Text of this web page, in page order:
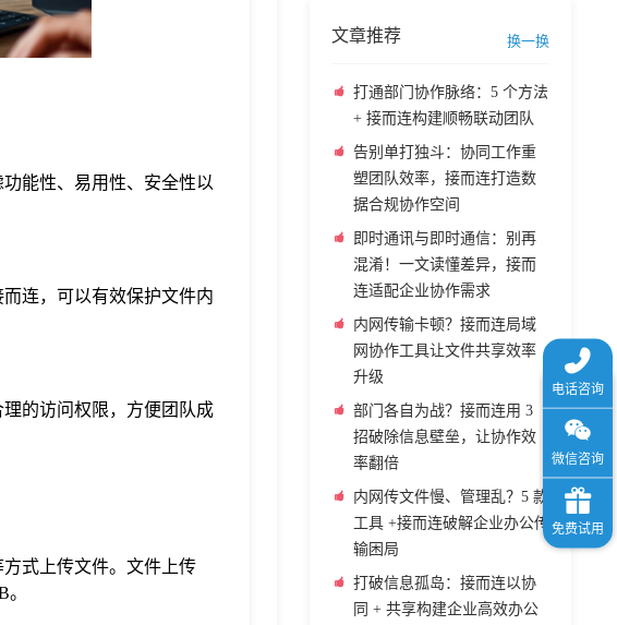
能性、易用性、安全性以
连，可以有效保护文件内
的访问权限，方便团队成
式上传文件。文件上传
文章推荐 换一换
打通部门协作脉络：5 个方法
+ 接而连构建顺畅联动团队
告别单打独斗：协同工作重
塑团队效率，接而连打造数
据合规协作空间
即时通讯与即时通信：别再
混淆！一文读懂差异，接而
连适配企业协作需求
内网传输卡顿？接而连局域
网协作工具让文件共享效率
升级
部门各自为战？接而连用 3
招破除信息壁垒，让协作效
率翻倍
内网传文件慢、管理乱？5 款
工具 +接而连破解企业办公传
输困局
打破信息孤岛：接而连以协
同 + 共享构建企业高效办公